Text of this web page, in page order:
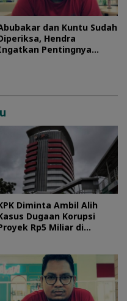
dan Kuntu Sudah
Hendra
Pentingnya
Diminta Ambil Alih
Dugaan Korupsi
Rp5 Miliar di